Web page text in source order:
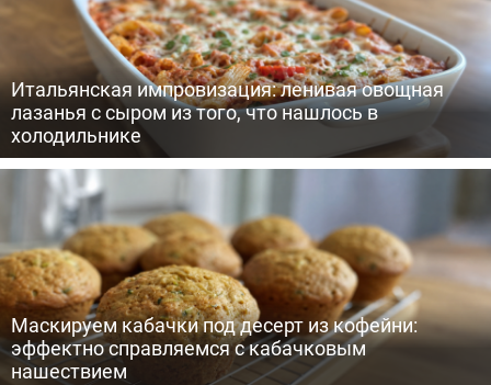
Итальянская импровизация: ленивая овощная
лазанья с сыром из того, что нашлось в
холодильнике
Маскируем кабачки под десерт из кофейни:
эффектно справляемся с кабачковым
нашествием